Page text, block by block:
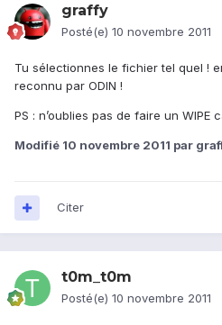
graffy
Posté(e) 10 novembre 2011
Tu sélectionnes le fichier tel quel !
reconnu par ODIN !
PS : n’oublies pas de faire un WIPE
Modifié 10 novembre 2011 par
Citer
t0m_t0m
Posté(e) 10 novembre 2011